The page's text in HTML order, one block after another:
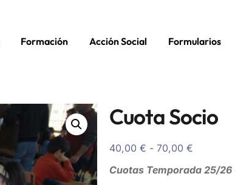
Formación Acción Social Formularios
Cuota Socio
40,00 € - 70,00 €
Cuotas Temporada 25/